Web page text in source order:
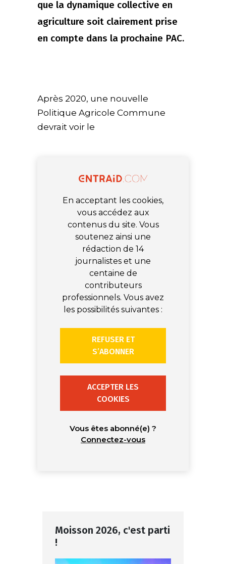
que la dynamique collective en
agriculture soit clairement prise
en compte dans la prochaine PAC.
Après 2020, une nouvelle
Politique Agricole Commune
devrait voir le
En acceptant les cookies,
vous accédez aux
contenus du site. Vous
soutenez ainsi une
rédaction de 14
journalistes et une
centaine de
contributeurs
professionnels. Vous avez
les possibilités suivantes :
REFUSER ET
S’ABONNER
ACCEPTER LES
COOKIES
Vous êtes abonné(e) ?
Connectez-vous
Moisson 2026, c'est parti
!